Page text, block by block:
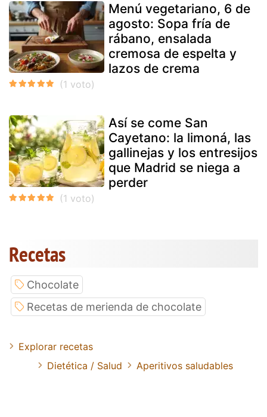
Menú vegetariano, 6 de
agosto: Sopa fría de
rábano, ensalada
cremosa de espelta y
lazos de crema
Así se come San
Cayetano: la limoná, las
gallinejas y los entresijos
que Madrid se niega a
perder
Recetas
Chocolate
Recetas de merienda de chocolate
Explorar recetas
Dietética / Salud
Aperitivos saludables